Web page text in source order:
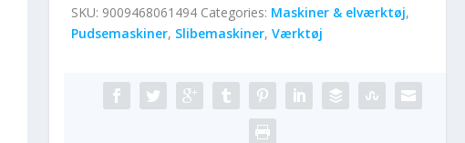
SKU: 9009468061494 Categories: Maskiner & elværktøj,
Pudsemaskiner, Slibemaskiner, Værktøj